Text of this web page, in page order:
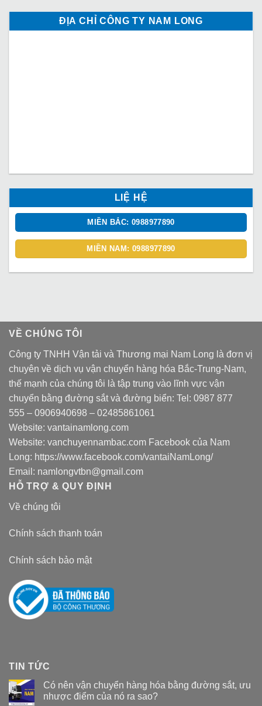
ĐỊA CHỈ CÔNG TY NAM LONG
LIỆ HỆ
MIỀN BẮC: 0988977890
MIỀN NAM: 0988977890
VỀ CHÚNG TÔI
Công ty TNHH Vận tải và Thương mại Nam Long là đơn vị
chuyên về dịch vụ vận chuyển hàng hóa Bắc-Trung-Nam,
thế mạnh của chúng tôi là tập trung vào lĩnh vực vận
chuyển bằng đường sắt và đường biển: Tel: 0987 877
555 – 0906940698 – 02485861061
Website: vantainamlong.com
Website: vanchuyennambac.com Facebook của Nam
Long: https://www.facebook.com/vantaiNamLong/
Email: namlongvtbn@gmail.com
HỖ TRỢ & QUY ĐỊNH
Về chúng tôi
Chính sách thanh toán
Chính sách bảo mật
TIN TỨC
Có nên vận chuyển hàng hóa bằng đường sắt, ưu
nhược điểm của nó ra sao?